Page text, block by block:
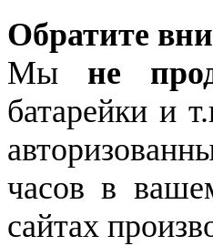
Обратите
Мы не
батарейки и
часов в
сайтах